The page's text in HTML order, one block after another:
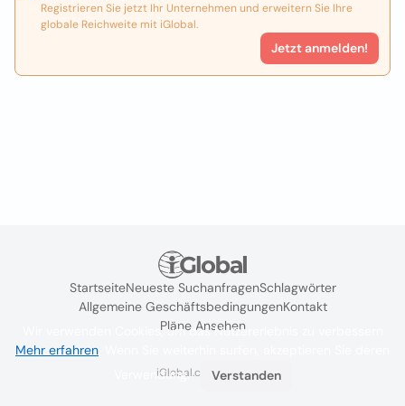
Registrieren Sie jetzt Ihr Unternehmen und erweitern Sie Ihre
globale Reichweite mit iGlobal.
Jetzt anmelden!
StartseiteNeueste SuchanfragenSchlagwörter
Allgemeine GeschäftsbedingungenKontakt
Pläne Ansehen
iGlobal.co @ 2024
Wir verwenden Cookies, um das Nutzererlebnis zu verbessern
Mehr erfahren
Verwendung.
Verstanden